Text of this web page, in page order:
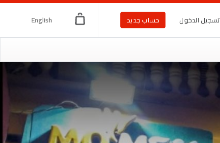
تسجيل الدخول حساب جديد English